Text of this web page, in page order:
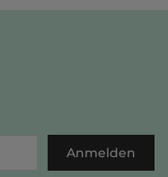
Anmelden